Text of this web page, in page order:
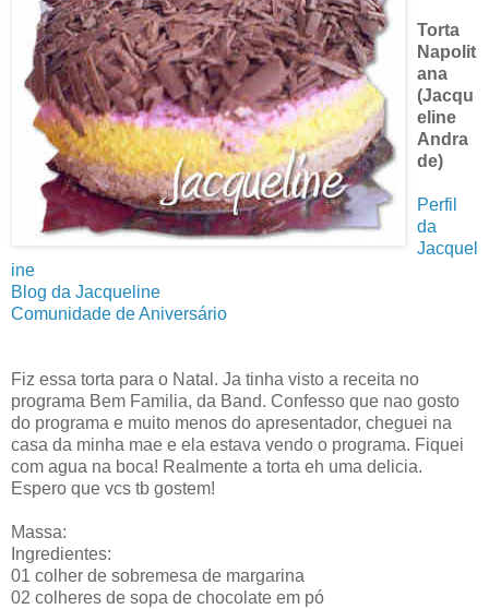
Torta
Napolit
ana
(Jacqu
eline
Andra
de)
Perfil
da
Jacquel
ine
Blog da Jacqueline
Comunidade de Aniversário
Fiz essa torta para o Natal. Ja tinha visto a receita no
programa Bem Familia, da Band. Confesso que nao gosto
do programa e muito menos do apresentador, cheguei na
casa da minha mae e ela estava vendo o programa. Fiquei
com agua na boca! Realmente a torta eh uma delicia.
Espero que vcs tb gostem!
Massa:
Ingredientes:
01 colher de sobremesa de margarina
02 colheres de sopa de chocolate em pó